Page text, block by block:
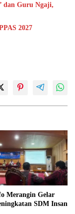
dan Guru Ngaji,
2027
Merangin Gelar
SDM Insan